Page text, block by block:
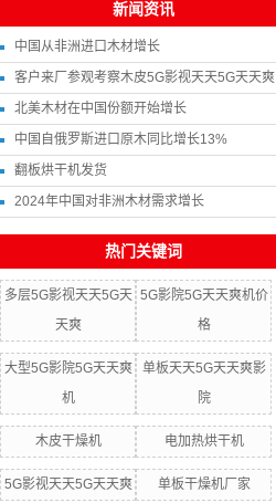
新闻资讯
中国从非洲进口木材增长
客户来厂参观考察木皮5G影视天天5G天天爽
北美木材在中国份额开始增长
中国自俄罗斯进口原木同比增长13%
翻板烘干机发货
2024年中国对非洲木材需求增长
热门关键词
多层5G影视天天5G天
天爽
5G影院5G天天爽机价
格
大型5G影院5G天天爽
机
单板天天5G天天爽影
院
木皮干燥机 电加热烘干机
5G影视天天5G天天爽 单板干燥机厂家